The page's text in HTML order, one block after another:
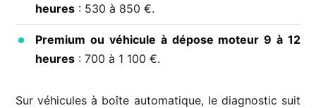
heures : 530 à 850 €.
Premium ou véhicule à dépose moteur 9 à 12
heures : 700 à 1 100 €.
Sur véhicules à boîte automatique, le diagnostic suit